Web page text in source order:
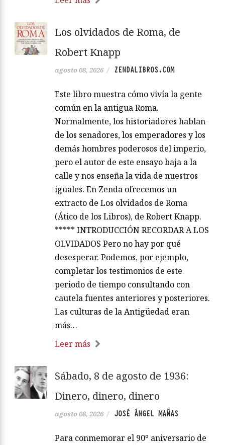
Los olvidados de Roma, de
Robert Knapp
agosto 08, 2026 / ZENDALIBROS.COM
Este libro muestra cómo vivía la gente
común en la antigua Roma.
Normalmente, los historiadores hablan
de los senadores, los emperadores y los
demás hombres poderosos del imperio,
pero el autor de este ensayo baja a la
calle y nos enseña la vida de nuestros
iguales. En Zenda ofrecemos un
extracto de Los olvidados de Roma
(Ático de los Libros), de Robert Knapp.
***** INTRODUCCIÓN RECORDAR A LOS
OLVIDADOS Pero no hay por qué
desesperar. Podemos, por ejemplo,
completar los testimonios de este
periodo de tiempo consultando con
cautela fuentes anteriores y posteriores.
Las culturas de la Antigüedad eran
más…
Leer más
Sábado, 8 de agosto de 1936:
Dinero, dinero, dinero
agosto 08, 2026 / JOSÉ ÁNGEL MAÑAS
Para conmemorar el 90º aniversario de